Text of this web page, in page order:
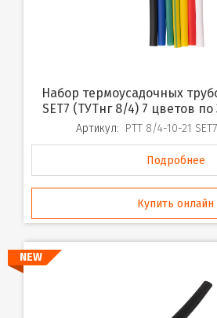
Набор термоусадочных трубок PTT 8/4-10-21
SET7 (ТУТнг 8/4) 7 цветов
Артикул: PTT 8/4-10-21
Подробнее
Купить онлайн
NEW